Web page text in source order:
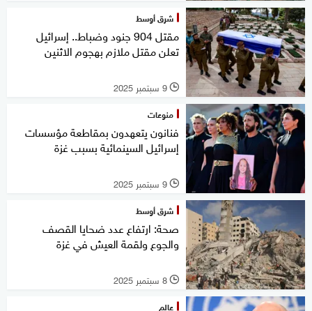
شرق أوسط
مقتل 904 جنود وضباط.. إسرائيل
تعلن مقتل ملازم بهجوم الاثنين
l 9 سبتمبر 2025
منوعات
فنانون يتعهدون بمقاطعة مؤسسات
إسرائيل السينمائية بسبب غزة
l 9 سبتمبر 2025
شرق أوسط
صحة: ارتفاع عدد ضحايا القصف
والجوع ولقمة العيش في غزة
l 8 سبتمبر 2025
عالم